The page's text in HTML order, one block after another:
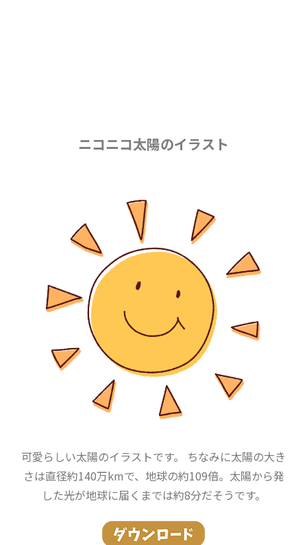
ニコニコ太陽のイラスト
可愛らしい太陽のイラストです。 ちなみに太陽の大き
さは直径約140万kmで、地球の約109倍。太陽から発
した光が地球に届くまでは約8分だそうです。